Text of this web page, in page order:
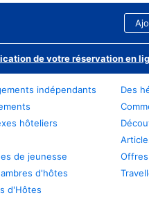
de votre réservation en
indépendants
hôteliers
de jeunesse
d'hôtes
d'Hôtes
Des